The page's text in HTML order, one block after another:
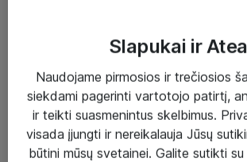
Paslaugos
Sprendimai
Įgyvendinti projektai
Slapukai ir Atea
Naudojame pirmosios ir trečiosios
siekdami pagerinti vartotojo patirtį,
ir teikti suasmenintus skelbimus.
visada įjungti ir nereikalauja Jūsų
būtini mūsų svetainei. Galite sutikti